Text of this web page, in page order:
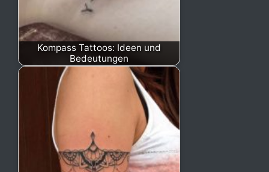
Kompass Tattoos: Ideen und
Bedeutungen